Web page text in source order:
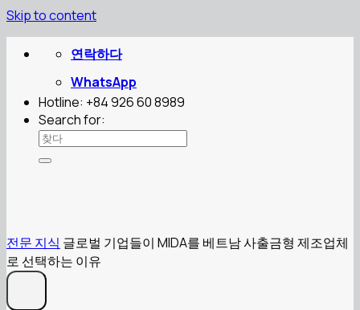
Skip to content
연락하다
WhatsApp
Hotline: +84 926 60 8989
Search for:
전문 지식 글로벌 기업들이 MIDA를 베트남 사출금형 제조업체
로 선택하는 이유